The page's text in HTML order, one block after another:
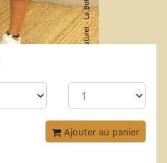
Ajouter au panier